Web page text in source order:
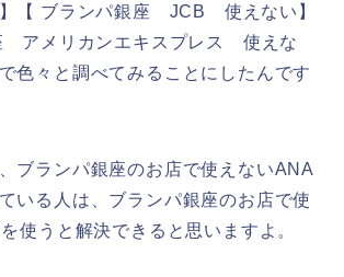
【 ブランパ銀座 JCB 使えない】
アメリカンエキスプレス 使えな
色々と調べてみることにしたんです
ブランパ銀座のお店で使えないANA
いる人は、ブランパ銀座のお店で使
使うと解決できると思いますよ。